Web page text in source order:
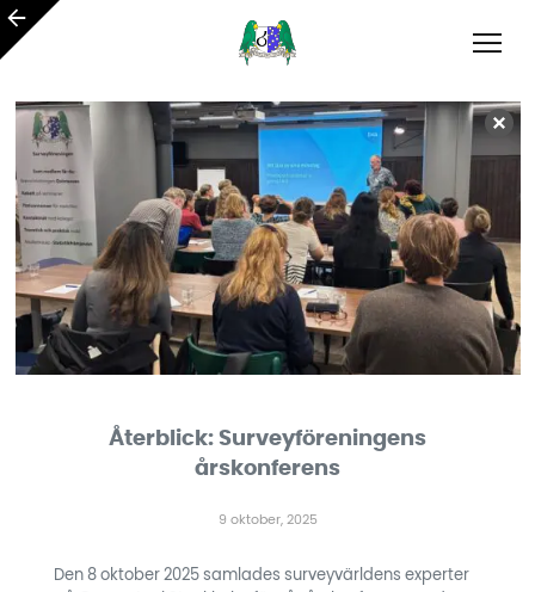
Återblick: Surveyföreningens
årskonferens
9 oktober, 2025
Den 8 oktober 2025 samlades surveyvärldens experter